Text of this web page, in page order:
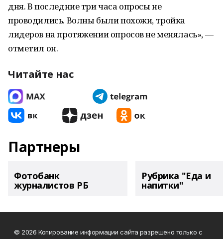
дня. В последние три часа опросы не
проводились. Волны были похожи, тройка
лидеров на протяжении опросов не менялась», —
отметил он.
Читайте нас
Партнеры
Фотобанк
журналистов РБ
Рубрика "Еда и
напитки"
© 2026 Копирование информации сайта разрешено только с